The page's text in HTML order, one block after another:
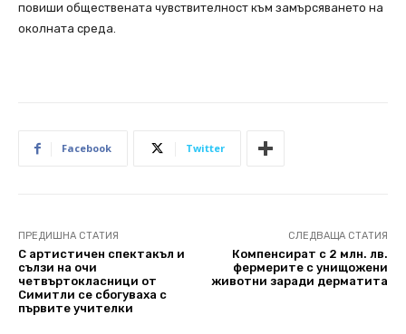
повиши обществената чувствителност към замърсяването на
околната среда.
Facebook Twitter
ПРЕДИШНА СТАТИЯ
С артистичен спектакъл и
сълзи на очи
четвъртокласници от
Симитли се сбогуваха с
първите учителки
СЛЕДВАЩА СТАТИЯ
Компенсират с 2 млн. лв.
фермерите с унищожени
животни заради дерматита